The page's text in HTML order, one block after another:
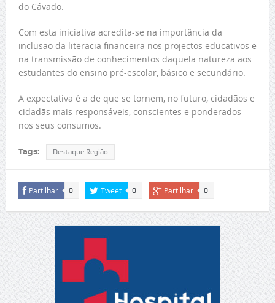
do Cávado.
Com esta iniciativa acredita-se na importância da
inclusão da literacia financeira nos projectos educativos e
na transmissão de conhecimentos daquela natureza aos
estudantes do ensino pré-escolar, básico e secundário.
A expectativa é a de que se tornem, no futuro, cidadãos e
cidadãs mais responsáveis, conscientes e ponderados
nos seus consumos.
Tags: Destaque Região
Partilhar 0 Tweet 0 Partilhar 0